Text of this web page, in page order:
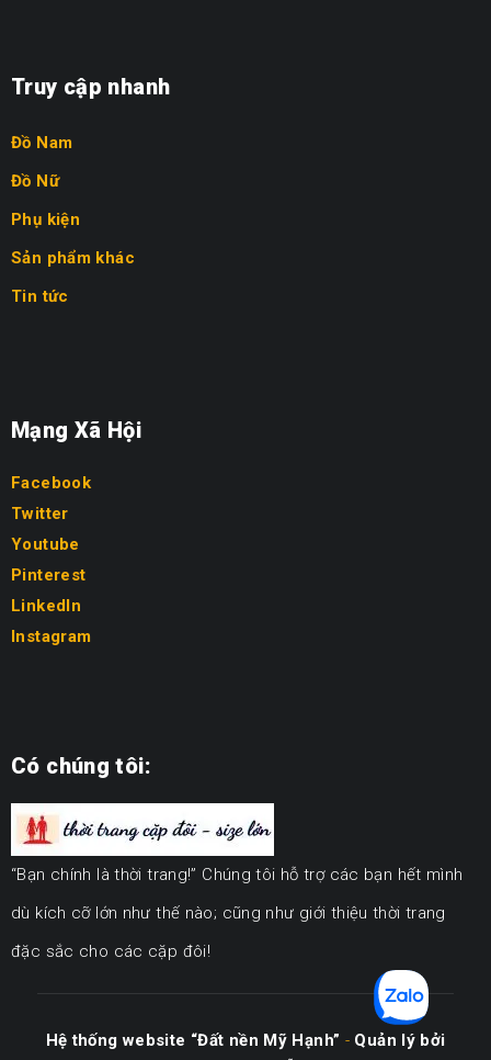
Truy cập nhanh
Đồ Nam
Đồ Nữ
Phụ kiện
Sản phẩm khác
Tin tức
Mạng Xã Hội
Facebook
Twitter
Youtube
Pinterest
LinkedIn
Instagram
Có chúng tôi:
“Bạn chính là thời trang!” Chúng tôi hỗ trợ các bạn hết mình
dù kích cỡ lớn như thế nào; cũng như giới thiệu thời trang
đặc sắc cho các cặp đôi!
Hệ thống website “Đất nền Mỹ Hạnh” - Quản lý bởi